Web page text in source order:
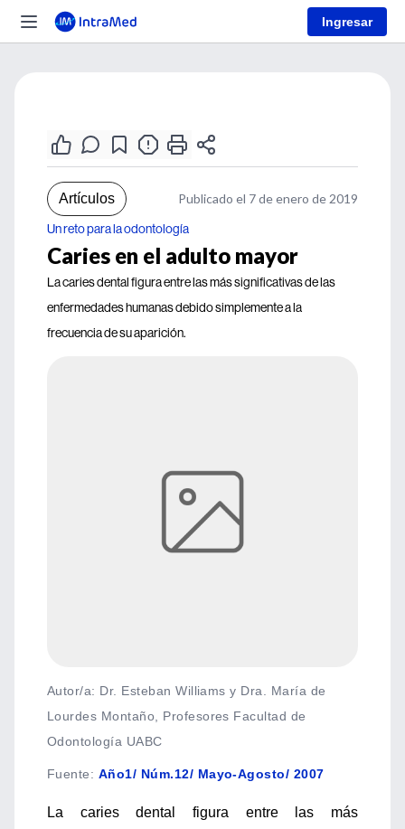
Ingresar
Artículos Publicado el 7 de enero de 2019
Un reto para la odontología
Caries en el adulto mayor
La caries dental figura entre las más significativas de las
enfermedades humanas debido simplemente a la
frecuencia de su aparición.
Autor/a: Dr. Esteban Williams y Dra. María de
Lourdes Montaño, Profesores Facultad de
Odontología UABC
Fuente: Año1/ Núm.12/ Mayo-Agosto/ 2007
La caries dental figura entre las más